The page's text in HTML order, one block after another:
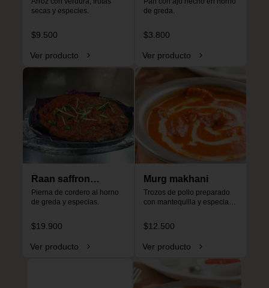
secas y especies.
$9.500
Ver producto
de greda.
$3.800
Ver producto
Raan saffron
special
Pierna de cordero al horno
de greda y especias.
$19.900
Ver producto
Murg makhani
Trozos de pollo preparado
con mantequilla y especias,
picante.
$12.500
Ver producto